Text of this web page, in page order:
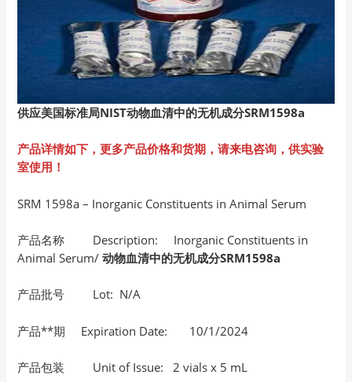
供应美国标准局NIST动物血清中的无机成分SRM1598a
产品详情如下，更多产品价格和货期，请来电咨询，供实验
室使用！
SRM 1598a – Inorganic Constituents in Animal Serum
产品名称 Description: Inorganic Constituents in
Animal Serum/动物血清中的无机成分SRM1598a
产品批号 Lot: N/A
产品**期 Expiration Date: 10/1/2024
产品包装 Unit of Issue: 2 vials x 5 mL